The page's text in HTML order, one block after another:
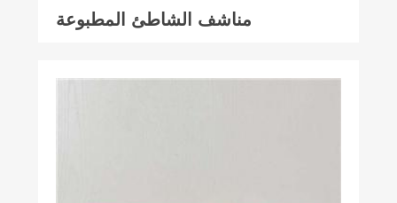
مناشف الشاطئ المطبوعة